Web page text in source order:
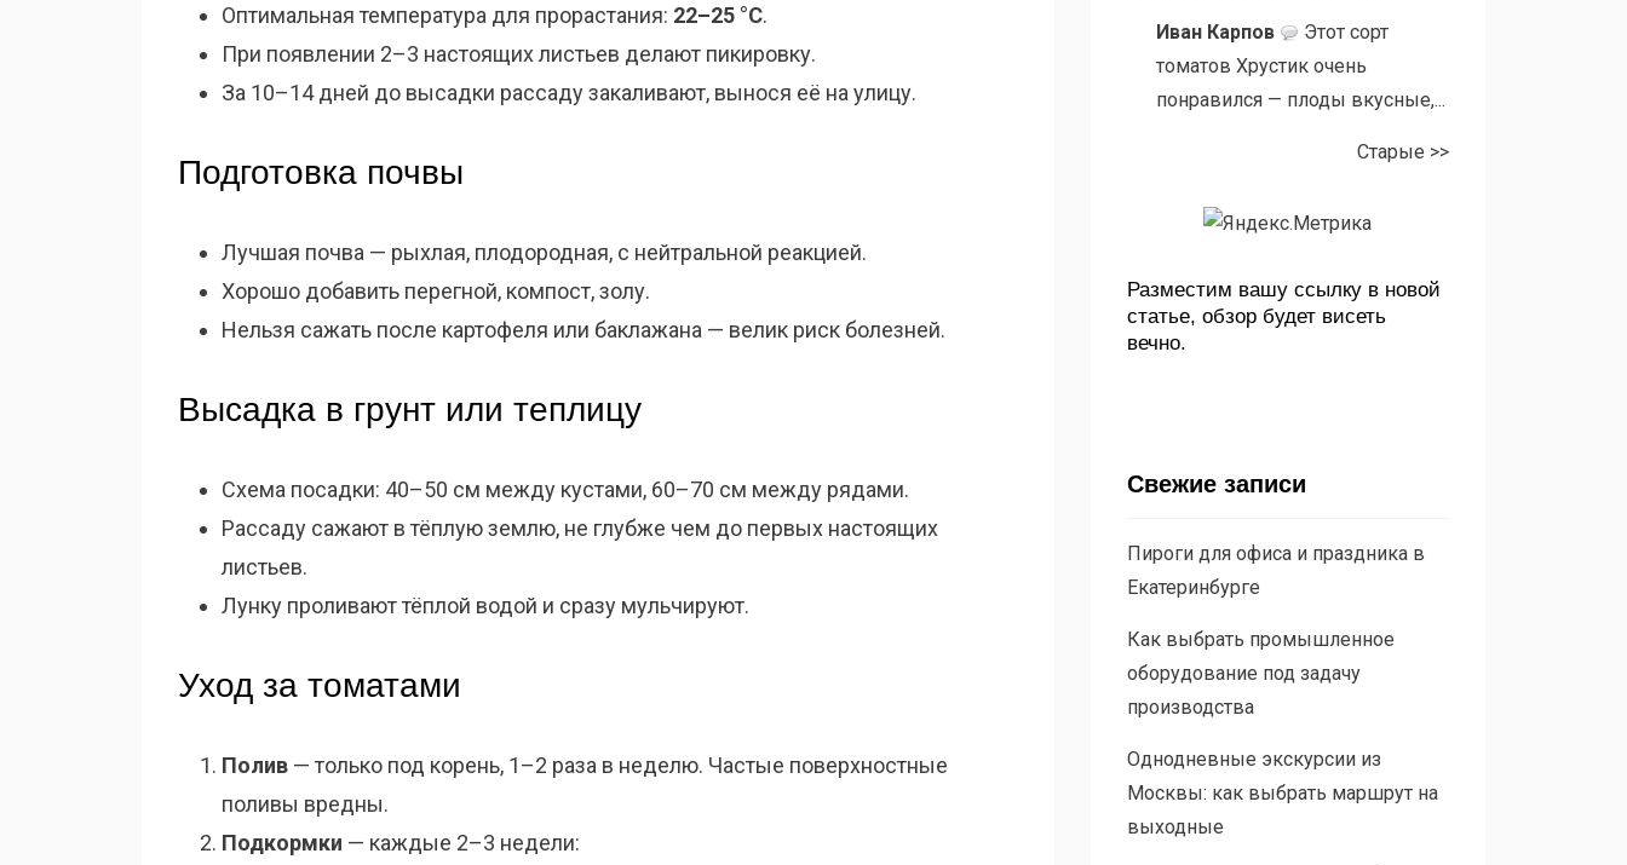
Оптимальная температура для прорастания: 22–25 °C.
При появлении 2–3 настоящих листьев делают пикировку.
За 10–14 дней до высадки рассаду закаливают, вынося её на улицу.
Подготовка почвы
Лучшая почва — рыхлая, плодородная, с нейтральной реакцией.
Хорошо добавить перегной, компост, золу.
Нельзя сажать после картофеля или баклажана — велик риск болезней.
Высадка в грунт или теплицу
Схема посадки: 40–50 см между кустами, 60–70 см между рядами.
Рассаду сажают в тёплую землю, не глубже чем до первых настоящих
листьев.
Лунку проливают тёплой водой и сразу мульчируют.
Уход за томатами
Полив — только под корень, 1–2 раза в неделю. Частые поверхностные
поливы вредны.
Подкормки — каждые 2–3 недели:
Иван Карпов
Этот сорт
томатов Хрустик очень
понравился — плоды вкусные,...
Старые >>
Разместим вашу ссылку в новой
статье, обзор будет висеть
вечно.
Свежие записи
Пироги для офиса и праздника в
Екатеринбурге
Как выбрать промышленное
оборудование под задачу
производства
Однодневные экскурсии из
Москвы: как выбрать маршрут на
выходные